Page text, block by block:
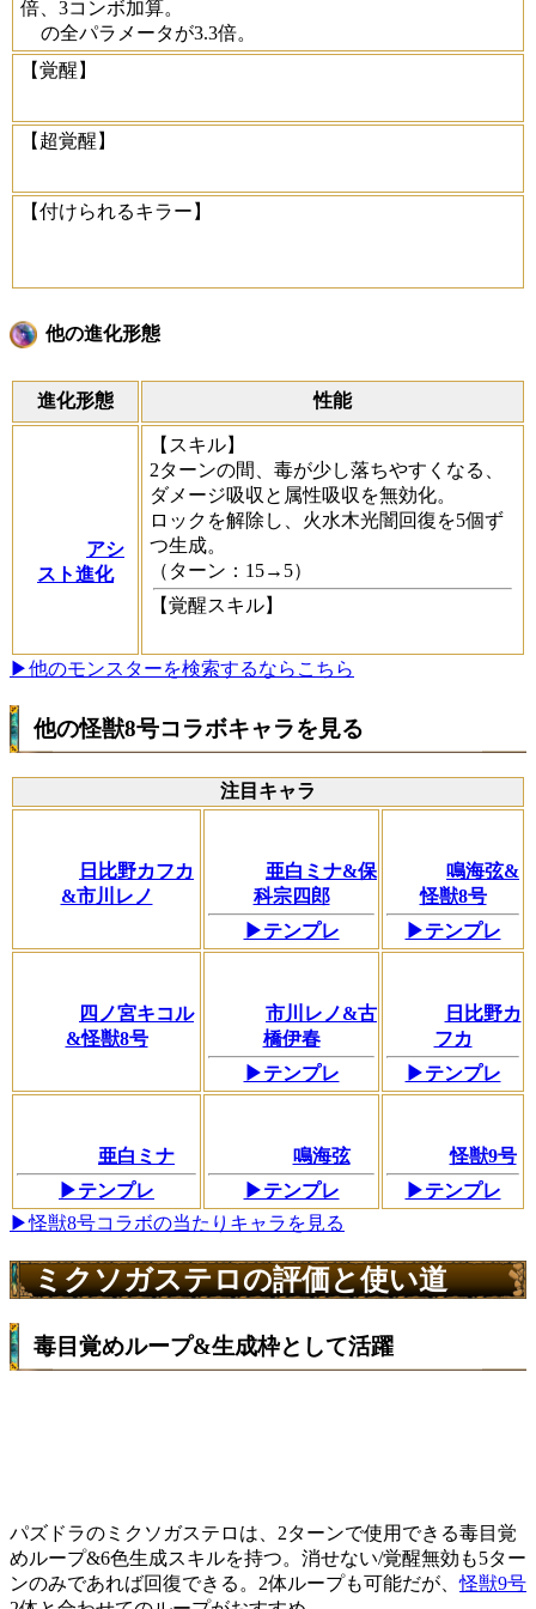
倍、3コンボ加算。
の全パラメータが3.3倍。
【覚醒】
【超覚醒】
【付けられるキラー】
他の進化形態
進化形態 性能
アシ
スト進化
【スキル】
2ターンの間、毒が少し落ちやすくなる、
ダメージ吸収と属性吸収を無効化。
ロックを解除し、火水木光闇回復を5個ず
つ生成。
（ターン：15→5）
【覚醒スキル】
▶他のモンスターを検索するならこちら
他の怪獣8号コラボキャラを見る
注目キャラ
日比野カフカ
&市川レノ
亜白ミナ&保
科宗四郎
▶テンプレ
鳴海弦&
怪獣8号
▶テンプレ
四ノ宮キコル
&怪獣8号
市川レノ&古
橋伊春
▶テンプレ
日比野カ
フカ
▶テンプレ
亜白ミナ
▶テンプレ
鳴海弦
▶テンプレ
怪獣9号
▶テンプレ
▶怪獣8号コラボの当たりキャラを見る
ミクソガステロの評価と使い道
毒目覚めループ&生成枠として活躍
パズドラのミクソガステロは、2ターンで使用できる毒目覚
めループ&6色生成スキルを持つ。消せない/覚醒無効も5ター
ンのみであれば回復できる。2体ループも可能だが、怪獣9号